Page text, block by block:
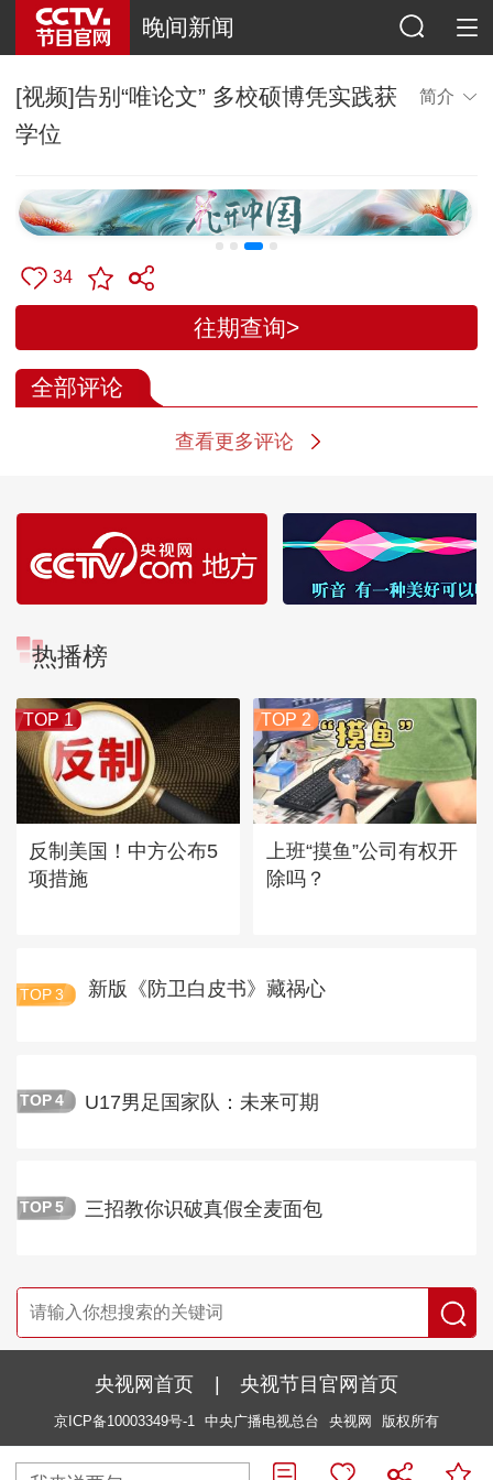
晚间新闻
[视频]告别“唯论文” 多校硕博凭实践获
学位
简介
34
往期查询>
全部评论
查看更多评论
热播榜
TOP 1
反制美国！中方公布5
项措施
TOP 2
上班“摸鱼”公司有权开
除吗？
TOP 3 新版《防卫白皮书》藏祸心
TOP 4 U17男足国家队：未来可期
TOP 5 三招教你识破真假全麦面包
央视网首页 | 央视节目官网首页
京ICP备10003349号-1 中央广播电视总台 央视网 版权所有